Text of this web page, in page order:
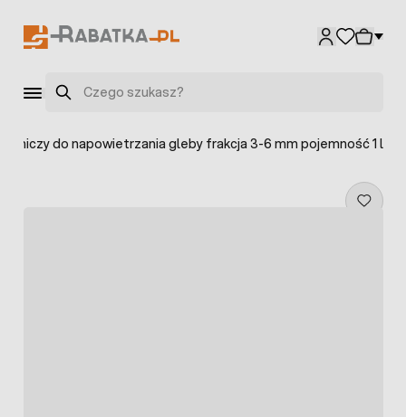
Szukaj
do napowietrzania gleby frakcja 3-6 mm pojemność 1 l